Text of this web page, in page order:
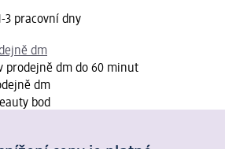
3 pracovní dny
dm
prodejně dm do 60 minut
dm
bod